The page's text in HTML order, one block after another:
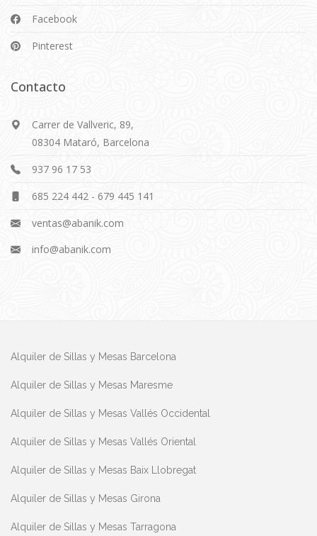
Facebook
Pinterest
Contacto
Carrer de Vallveric, 89,
08304 Mataró, Barcelona
937 96 17 53
685 224 442 - 679 445 141
ventas@abanik.com
info@abanik.com
Alquiler de Sillas y Mesas Barcelona
Alquiler de Sillas y Mesas Maresme
Alquiler de Sillas y Mesas Vallés Occidental
Alquiler de Sillas y Mesas Vallés Oriental
Alquiler de Sillas y Mesas Baix Llobregat
Alquiler de Sillas y Mesas Girona
Alquiler de Sillas y Mesas Tarragona